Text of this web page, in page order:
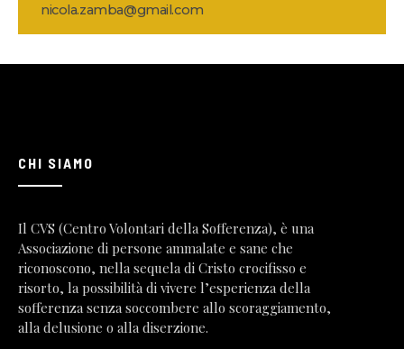
nicola.zamba@gmail.com
CHI SIAMO
Il CVS (Centro Volontari della Sofferenza), è una
Associazione di persone ammalate e sane che
riconoscono, nella sequela di Cristo crocifisso e
risorto, la possibilità di vivere l’esperienza della
sofferenza senza soccombere allo scoraggiamento,
alla delusione o alla diserzione.